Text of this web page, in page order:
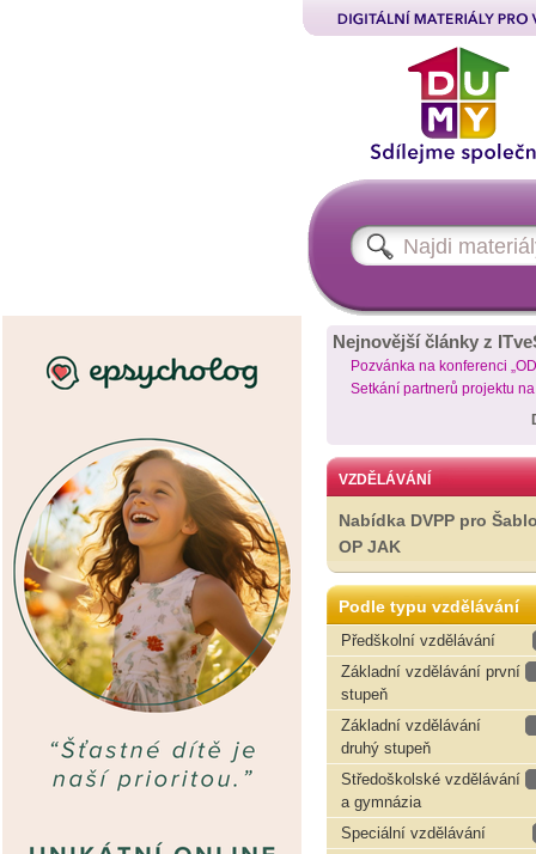
Nejnovější články z
Pozvánka na konferenci
Setkání partnerů projektu
VZDĚLÁVÁNÍ
Nabídka DVPP pro
OP JAK
Podle typu vzdělávání
Předškolní vzdělávání
Základní vzdělávání první
stupeň
Základní vzdělávání
druhý stupeň
Středoškolské vzdělávání
a gymnázia
Speciální vzdělávání